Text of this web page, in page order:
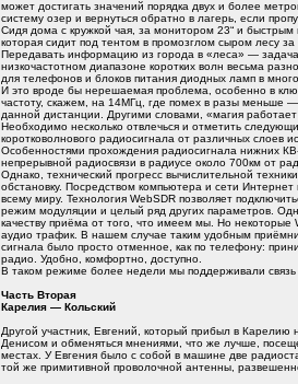
может достигать значений порядка двух и более
систему озер и вернуться обратно в лагерь, если
Сидя дома с кружкой чая, за монитором 23“ и
которая сидит под тентом в промозглом сыром лесу
Передавать информацию из города в «леса» — задача
низкочастотном диапазоне коротких волн весьма
для телефонов и блоков питания диодных ламп в
И это вроде бы нерешаемая проблема, особенно в
частоту, скажем, на 14МГц, где помех в разы меньше
данной дистанции. Другими словами, «магия
Необходимо несколько отвлечься и отметить
коротковолнового радиосигнала от различных
Особенностями прохождения радиосигнала нижних
непрерывной радиосвязи в радиусе около 700км от
Однако, технический прогресс вычислительной
обстановку. Посредством компьютера и сети
всему миру. Технология WebSDR позволяет
режим модуляции и целый ряд других параметров.
качеству приёма от того, что имеем мы. Но некоторые
аудио трафик. В нашем случае таким удобным
сигнала было просто отменное, как по телефону:
радио. Удобно, комфортно, доступно.
В таком режиме более недели мы поддерживали
Часть Вторая
Карелия — Кольский
Другой участник, Евгений, который прибыл в
Денисом и обменяться мнениями, что же лучше,
местах. У Евгения было с собой в машине две
той же примитивной проволочной антенны,